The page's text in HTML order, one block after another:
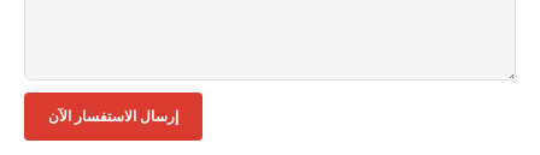
إرسال الاستفسار الآن